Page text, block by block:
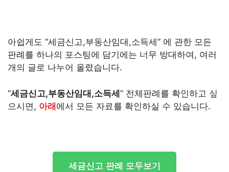
아쉽게도 “세금신고,부동산임대,소득세” 에 관한 모든
판례를 하나의 포스팅에 담기에는 너무 방대하여, 여러
개의 글로 나누어 올렸습니다.
“세금신고,부동산임대,소득세” 전체판례를 확인하고 싶
으시면, 아래에서 모든 자료를 확인하실 수 있습니다.
세금신고 판례 모두보기